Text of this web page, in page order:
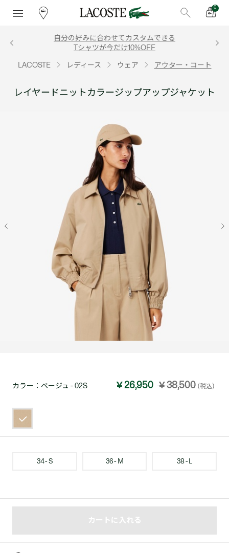
0
自分の好みに合わせてカスタムできる
Tシャツが今だけ10%OFF
LACOSTE レディース ウェア アウター・コート
レイヤードニットカラージップアップジャケット
カラー： ベージュ - 02S ￥26,950 ￥38,500 (税込)
34 - S 36 - M 38 - L
カートに入れる